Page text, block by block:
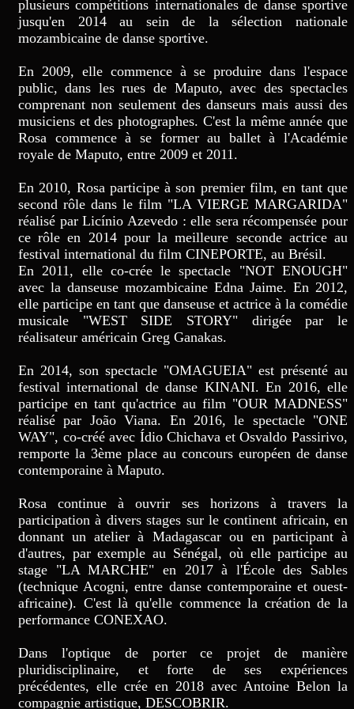
plusieurs compétitions internationales de danse sportive
jusqu'en 2014 au sein de la sélection nationale
mozambicaine de danse sportive.
En 2009, elle commence à se produire dans l'espace
public, dans les rues de Maputo, avec des spectacles
comprenant non seulement des danseurs mais aussi des
musiciens et des photographes. C'est la même année que
Rosa commence à se former au ballet à l'Académie
royale de Maputo, entre 2009 et 2011.
En 2010, Rosa participe à son premier film, en tant que
second rôle dans le film "LA VIERGE MARGARIDA"
réalisé par Licínio Azevedo : elle sera récompensée pour
ce rôle en 2014 pour la meilleure seconde actrice au
festival international du film CINEPORTE, au Brésil.
En 2011, elle co-crée le spectacle "NOT ENOUGH"
avec la danseuse mozambicaine Edna Jaime. En 2012,
elle participe en tant que danseuse et actrice à la comédie
musicale "WEST SIDE STORY" dirigée par le
réalisateur américain Greg Ganakas.
En 2014, son spectacle "OMAGUEIA" est présenté au
festival international de danse KINANI. En 2016, elle
participe en tant qu'actrice au film "OUR MADNESS"
réalisé par João Viana. En 2016, le spectacle "ONE
WAY", co-créé avec Ídio Chichava et Osvaldo Passirivo,
remporte la 3ème place au concours européen de danse
contemporaine à Maputo.
Rosa continue à ouvrir ses horizons à travers la
participation à divers stages sur le continent africain, en
donnant un atelier à Madagascar ou en participant à
d'autres, par exemple au Sénégal, où elle participe au
stage "LA MARCHE" en 2017 à l'École des Sables
(technique Acogni, entre danse contemporaine et ouest-
africaine). C'est là qu'elle commence la création de la
performance CONEXAO.
Dans l'optique de porter ce projet de manière
pluridisciplinaire, et forte de ses expériences
précédentes, elle crée en 2018 avec Antoine Belon la
compagnie artistique, DESCOBRIR.